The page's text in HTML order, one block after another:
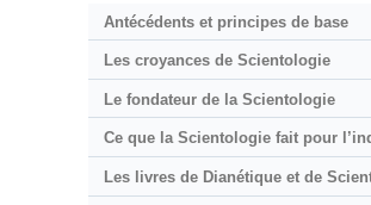
Antécédents et principes de base
Les croyances de Scientologie
Le fondateur de la Scientologie
Ce que la Scientologie fait pour
Les livres de Dianétique et de